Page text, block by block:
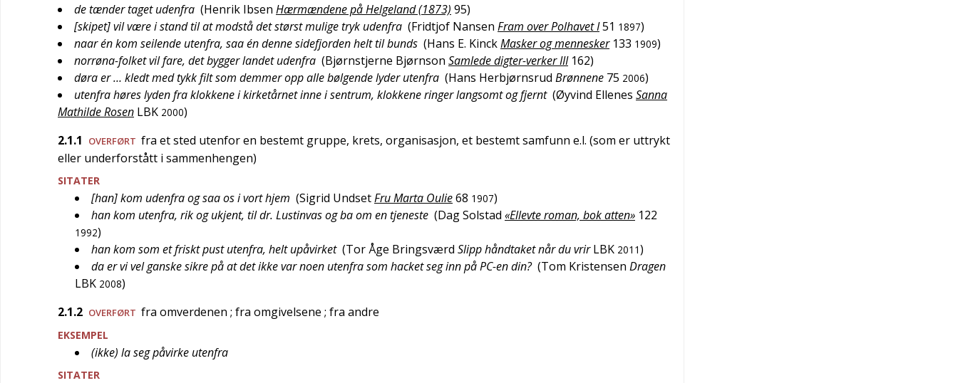
de tænder taget udenfra (Henrik Ibsen Hærmændene på Helgeland (1873) 95)
[skipet] vil være i stand til at modstå det størst mulige tryk udenfra (Fridtjof Nansen Fram over Polhavet I51 1897)
naar én kom seilende utenfra, saa én denne sidefjorden helt til bunds (Hans E. KinckMasker og mennesker 133 1909)
norrøna-folket vil fare, det bygger landet udenfra (Bjørnstjerne Bjørnson Samlede digter-verker III 162)
døra er … kledt med tykk filt som demmer opp alle bølgende lyder utenfra (Hans Herbjørnsrud Brønnene 75 2006)
utenfra høres lyden fra klokkene i kirketårnet inne i sentrum, klokkene ringer langsomt og fjernt (Øyvind Ellenes Sanna
Mathilde Rosen LBK 2000)
2.1.1
OVERFØRT fra et sted utenfor en bestemt gruppe, krets, organisasjon, et bestemt samfunn e.l. (som er uttrykt
eller underforstått i sammenhengen)
SITATER
[han] kom udenfra og saa os i vort hjem (Sigrid UndsetFru Marta Oulie68 1907)
han kom utenfra, rik og ukjent, til dr. Lustinvas og ba om en tjeneste (Dag Solstad «Ellevte roman, bok atten» 122
1992)
han kom som et friskt pust utenfra, helt upåvirket (Tor Åge Bringsværd Slipp håndtaket når du vrir LBK 2011)
da er vi vel ganske sikre på at det ikke var noen utenfra som hacket seg inn på PC-en din? (Tom Kristensen Dragen
LBK 2008)
2.1.2 OVERFØRT fra omverdenen ; fra omgivelsene ; fra andre
EKSEMPEL
(ikke) la seg påvirke utenfra
SITATER